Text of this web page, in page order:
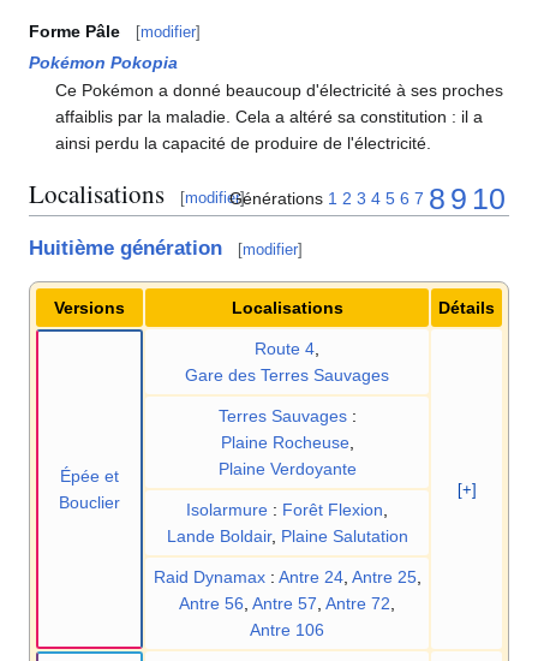
Forme Pâle [modifier]
Pokémon Pokopia
Ce Pokémon a donné beaucoup d'électricité à ses proches
affaiblis par la maladie. Cela a altéré sa constitution : il a
ainsi perdu la capacité de produire de l'électricité.
Localisations [modifier]
Générations 1 2 3 4 5 6 7 8 9 10
Huitième génération [modifier]
Versions Localisations Détails
Épée et
Bouclier
Route 4
Gare des Terres Sauvages
[+]
Terres Sauvages :
Plaine Rocheuse,
Plaine Verdoyante
Isolarmure : Forêt Flexion
Lande Boldair, Plaine Salutation
Raid Dynamax : Antre 24, Antre 25,
Antre 56 Antre 57 Antre 72
Antre 106